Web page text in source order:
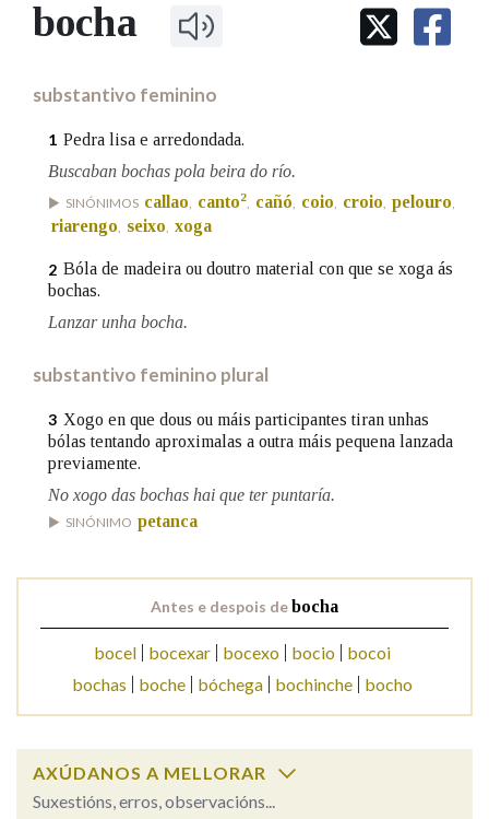
IDENTIDADE CORPORATIVA
MARCIAL DEL ADALID
FIGURAS HOMENAXEADAS
PRIMAVERA DAS LETRAS
PORTAL DAS PALABRAS
Facebook
TwitterYoutubeInstagram
Bluesky
BUSCAR NOS LEMAS
Nas definicións
Nos exemplos
OUTRAS OPCIÓNS DE BUSCA
Marcas gramaticais
Pertence a
bocha
substantivo feminino
1 Pedra lisa e arredondada.
Buscaban bochas pola beira do río.
SINÓNIMOS callao canto2 cañó coio croio pelouro
riarengo seixo xoga
2 Bóla de madeira ou doutro material con que se xoga ás
bochas.
Lanzar unha bocha.
substantivo feminino plural
3 Xogo en que dous ou máis participantes tiran unhas
bólas tentando aproximalas a outra máis pequena lanzada
previamente.
No xogo das bochas hai que ter puntaría.
SINÓNIMO petanca
Antes e despois debocha
bocel bocexar bocexo bocio
bocoi
bochas
boche bóchega bochinche bocho
AXÚDANOS A MELLORAR
Suxestións, erros, observacións...